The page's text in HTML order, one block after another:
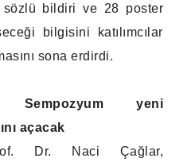
bildiri ve 28 poster
bilgisini katılımcılar
sona erdirdi.
Sempozyum yeni
açacak
Dr. Naci Çağlar,